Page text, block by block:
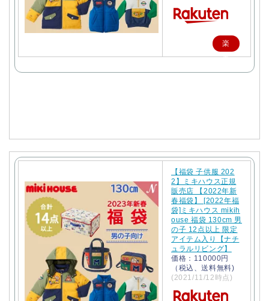
楽
天
【福袋 子供服 202
2】ミキハウス正規
販売店 【2022年新
春福袋】 [2022年福
袋]ミキハウス mikih
ouse 福袋 130cm 男
の子 12点以上 限定
アイテム入り【ナチ
ュラルリビング】
価格：110000円
（税込、送料無料)
(2021/11/12時点)